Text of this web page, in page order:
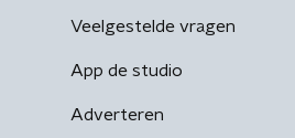
Veelgestelde vragen
App de studio
Adverteren